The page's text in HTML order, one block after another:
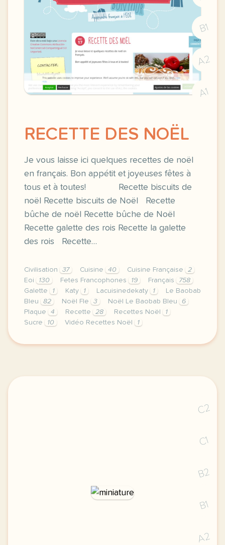
B1
A2
A1
RECETTE DES NOËL
Je vous laisse ici quelques recettes de noël
en français. Bon appétit et joyeuses fêtes à
tous et à toutes! Recette biscuits de
noël Recette biscuits de Noël Recette
bûche de noël Recette bûche de Noël
Recette galette des rois Recette la galette
des rois Recette…
Civilisation 37 Cuisine 40 Cuisine Française
2
Eoi
130 Fetes Francophones 19 Français
758
Galette
1 Katy 1 Lacuisinedekaty 1
Le Baobab
Bleu
82 Noël Fle 3 Noël Le Baobab Bleu
6
Plaque
4 Recette 28 Recettes Noël
1
Sucre
10 Vidéo Recettes Noël 1
image pixabay comje vous laisse ici quelques
C2
C1
B2
B1
A2